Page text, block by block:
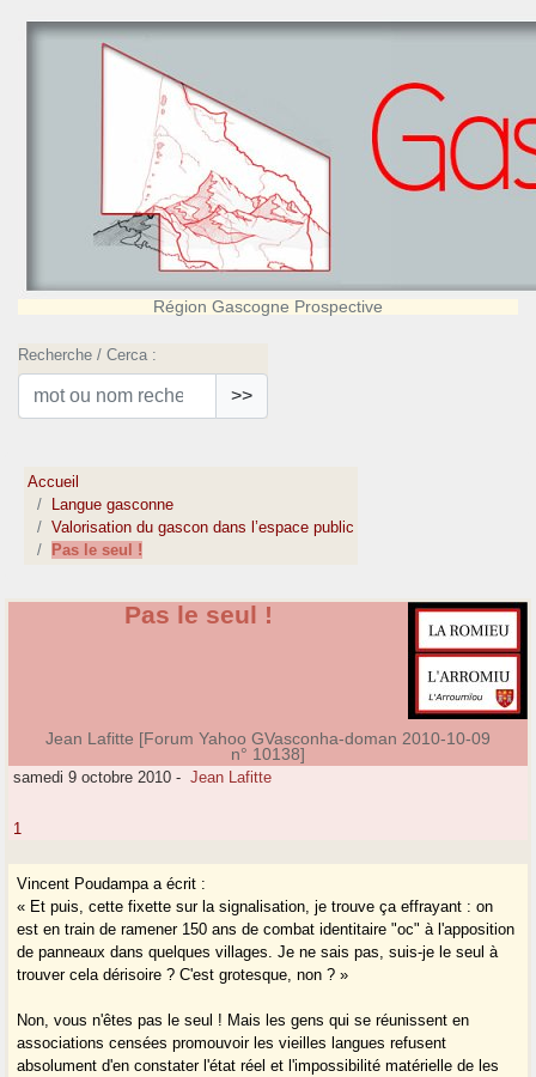
Région Gascogne Prospective
Recherche / Cerca :
>>
Accueil
Langue gasconne
Valorisation du gascon dans l’espace public
Pas le seul !
Pas le seul !
Jean Lafitte [Forum Yahoo GVasconha-doman 2010-10-09
n° 10138]
samedi 9 octobre 2010 - Jean Lafitte
1
Vincent Poudampa a écrit :
« Et puis, cette fixette sur la signalisation, je trouve ça effrayant : on
est en train de ramener 150 ans de combat identitaire "oc" à l'apposition
de panneaux dans quelques villages. Je ne sais pas, suis-je le seul à
trouver cela dérisoire ? C'est grotesque, non ? »
Non, vous n'êtes pas le seul ! Mais les gens qui se réunissent en
associations censées promouvoir les vieilles langues refusent
absolument d'en constater l'état réel et l'impossibilité matérielle de les